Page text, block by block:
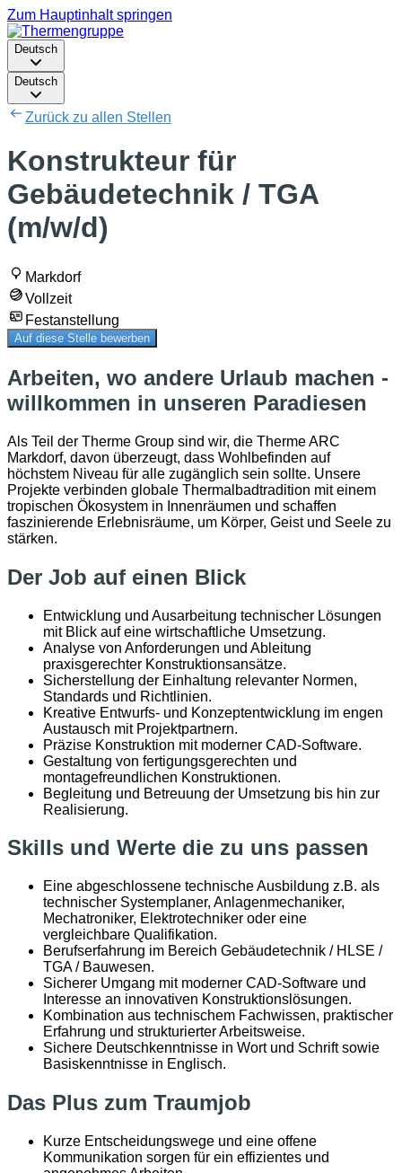
Zum Hauptinhalt springen
Deutsch
Deutsch
Zurück zu allen Stellen
Konstrukteur für
Gebäudetechnik / TGA
(m/w/d)
Markdorf
Vollzeit
Festanstellung
Auf diese Stelle bewerben
Arbeiten, wo andere Urlaub machen -
willkommen in unseren Paradiesen
Als Teil der Therme Group sind wir, die Therme ARC
Markdorf, davon überzeugt, dass Wohlbefinden auf
höchstem Niveau für alle zugänglich sein sollte. Unsere
Projekte verbinden globale Thermalbadtradition mit einem
tropischen Ökosystem in Innenräumen und schaffen
faszinierende Erlebnisräume, um Körper, Geist und Seele zu
stärken.
Der Job auf einen Blick
Entwicklung und Ausarbeitung technischer Lösungen
mit Blick auf eine wirtschaftliche Umsetzung.
Analyse von Anforderungen und Ableitung
praxisgerechter Konstruktionsansätze.
Sicherstellung der Einhaltung relevanter Normen,
Standards und Richtlinien.
Kreative Entwurfs- und Konzeptentwicklung im engen
Austausch mit Projektpartnern.
Präzise Konstruktion mit moderner CAD-Software.
Gestaltung von fertigungsgerechten und
montagefreundlichen Konstruktionen.
Begleitung und Betreuung der Umsetzung bis hin zur
Realisierung.
Skills und Werte die zu uns passen
Eine abgeschlossene technische Ausbildung z.B. als
technischer Systemplaner, Anlagenmechaniker,
Mechatroniker, Elektrotechniker oder eine
vergleichbare Qualifikation.
Berufserfahrung im Bereich Gebäudetechnik / HLSE /
TGA / Bauwesen.
Sicherer Umgang mit moderner CAD-Software und
Interesse an innovativen Konstruktionslösungen.
Kombination aus technischem Fachwissen, praktischer
Erfahrung und strukturierter Arbeitsweise.
Sichere Deutschkenntnisse in Wort und Schrift sowie
Basiskenntnisse in Englisch.
Das Plus zum Traumjob
Kurze Entscheidungswege und eine offene
Kommunikation sorgen für ein effizientes und